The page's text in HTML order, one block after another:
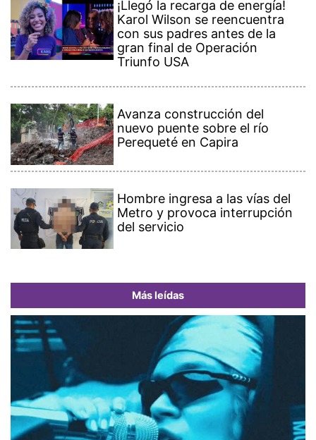
¡Llegó la recarga de energía!
Karol Wilson se reencuentra
con sus padres antes de la
gran final de Operación
Triunfo USA
Avanza construcción del
nuevo puente sobre el río
Perequeté en Capira
Hombre ingresa a las vías del
Metro y provoca interrupción
del servicio
Más leídas